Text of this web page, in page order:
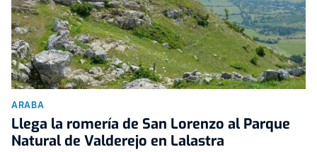
ARABA
Llega la romería de San Lorenzo al Parque
Natural de Valderejo en Lalastra